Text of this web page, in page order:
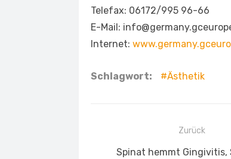
Telefax: 06172/995 96-66
E-Mail:
Internet:
Schlagwort: Ästhetik
Beitragsnavigation
Zurück
Vorheriger
Spinat hemmt Gingivitis,